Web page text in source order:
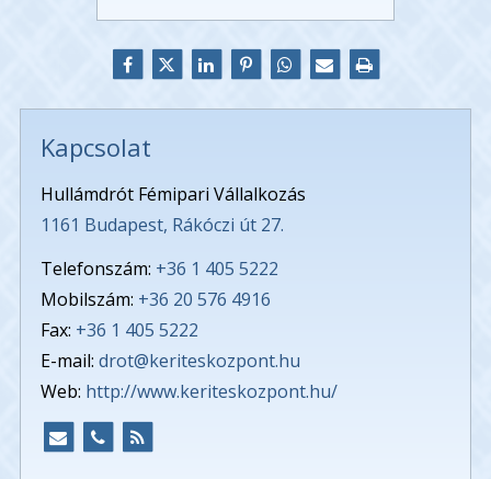
Kapcsolat
Hullámdrót Fémipari Vállalkozás
1161 Budapest, Rákóczi út 27.
Telefonszám: +36 1 405 5222
Mobilszám: +36 20 576 4916
Fax: +36 1 405 5222
E-mail: drot@keriteskozpont.hu
Web: http://www.keriteskozpont.hu/